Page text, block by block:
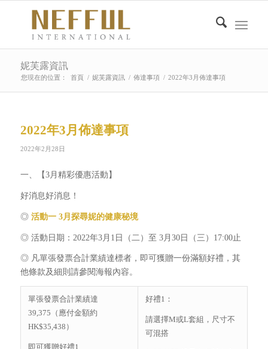
妮芙露資訊
您現在的位置： 首頁 / 妮芙露資訊 / 佈達事項 / 2022年3月佈達事項
2022年3月佈達事項
2022年2月28日
一、【3月精彩優惠活動】
好消息好消息！
◎ 活動一 3月探尋妮的健康秘境
◎ 活動日期：2022年3月1日（二）至 3月30日（三）17:00止
◎ 凡單張發票合計業績達標者，即可獲贈一份滿額好禮，其
他條款及細則請參閱海報內容。
單張發票合計業績達
39,375（應付金額約
HK$35,438）
即可獲贈好禮1
好禮1：
請選擇M或L套組，尺寸不
可混搭